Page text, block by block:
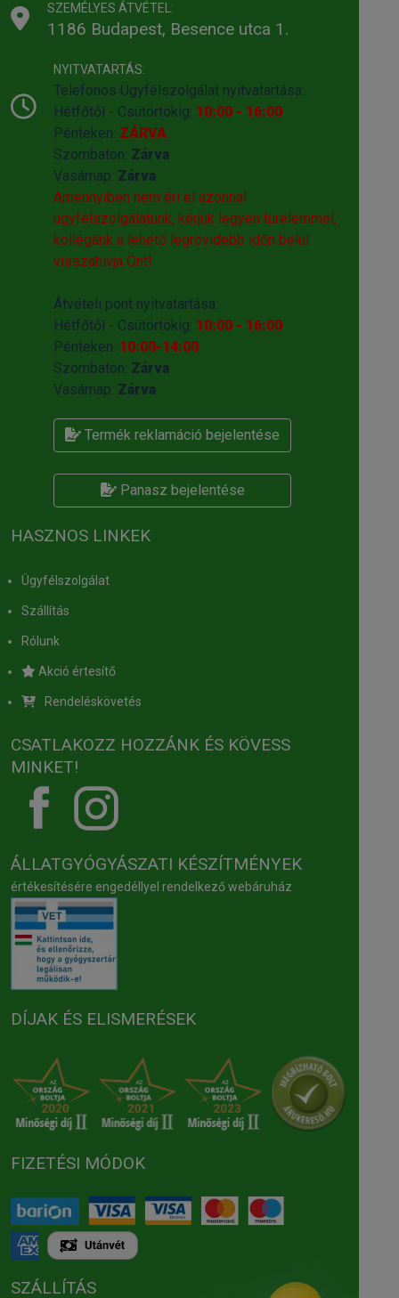
SZEMÉLYES ÁTVÉTEL:
1186 Budapest, Besence utca 1.
NYITVATARTÁS:
Telefonos Ügyfélszolgálat nyitvatartása:
Hétfőtől - Csütörtökig: 10:00 - 16:00
Pénteken: ZÁRVA
Szombaton: Zárva
Vasárnap: Zárva
Amennyiben nem éri el azonnal
ügyfélszolgálatunk, kérjük legyen türelemmel,
kollégánk a lehető legrövidebb időn belül
visszahivja Önt!
Átvételi pont nyitvatartása:
Hétfőtől - Csütörtökig: 10:00 - 16:00
Pénteken: 10:00-14:00
Szombaton: Zárva
Vasárnap: Zárva
Termék reklamáció bejelentése
Panasz bejelentése
HASZNOS LINKEK
Ügyfélszolgálat
Szállítás
Rólunk
Akció értesítő
Rendeléskövetés
CSATLAKOZZ HOZZÁNK ÉS KÖVESS
MINKET!
ÁLLATGYÓGYÁSZATI KÉSZÍTMÉNYEK
értékesítésére engedéllyel rendelkező webáruház
DÍJAK ÉS ELISMERÉSEK
FIZETÉSI MÓDOK
SZÁLLÍTÁS